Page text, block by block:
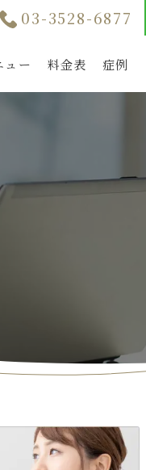
03-3528-6877
ュー 料金表 症例